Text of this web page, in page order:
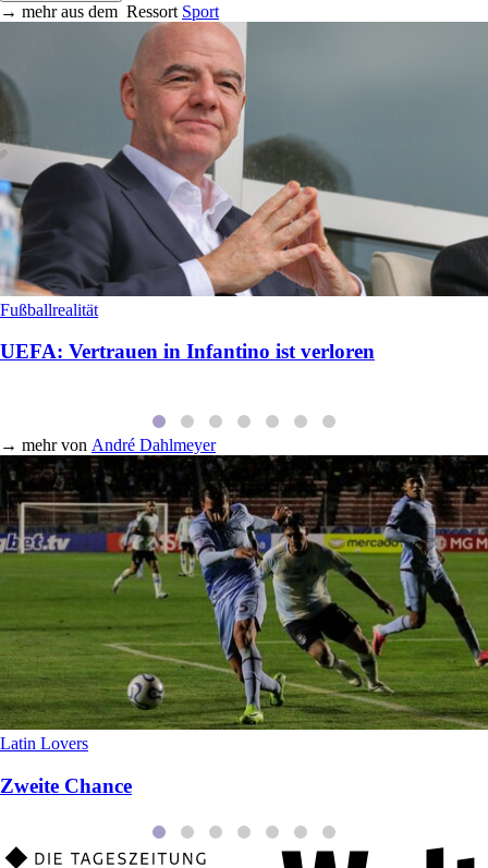
→ mehr aus dem Ressort Sport
Fußballrealität
UEFA: Vertrauen in Infantino ist verloren
→ mehr von André Dahlmeyer
Latin Lovers
Zweite Chance